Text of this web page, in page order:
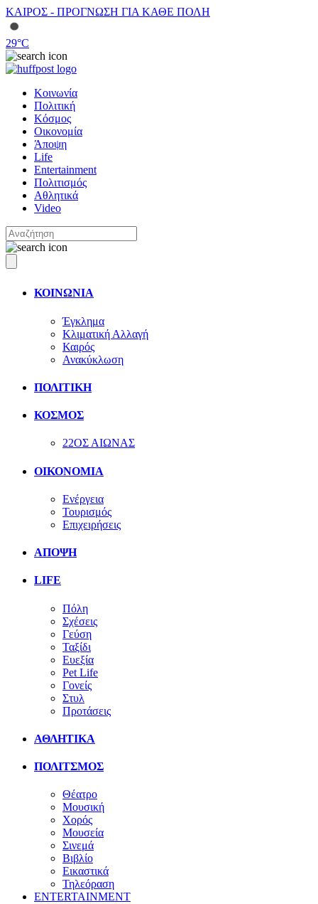
ΚΑΙΡΟΣ - ΠΡΟΓΝΩΣΗ ΓΙΑ ΚΑΘΕ ΠΟΛΗ
29°C
Κοινωνία
Πολιτική
Κόσμος
Οικονομία
Άποψη
Life
Entertainment
Πολιτισμός
Αθλητικά
Video
ΚΟΙΝΩΝΙΑ
Έγκλημα
Κλιματική Αλλαγή
Καιρός
Ανακύκλωση
ΠΟΛΙΤΙΚΗ
ΚΟΣΜΟΣ
22ΟΣ ΑΙΩΝΑΣ
ΟΙΚΟΝΟΜΙΑ
Ενέργεια
Τουρισμός
Επιχειρήσεις
ΑΠΟΨΗ
LIFE
Πόλη
Σχέσεις
Γεύση
Ταξίδι
Ευεξία
Pet Life
Γονείς
Στυλ
Προτάσεις
ΑΘΛΗΤΙΚΑ
ΠΟΛΙΤΣΜΟΣ
Θέατρο
Μουσική
Χορός
Μουσεία
Σινεμά
Βιβλίο
Εικαστικά
Τηλεόραση
ENTERTAINMENT